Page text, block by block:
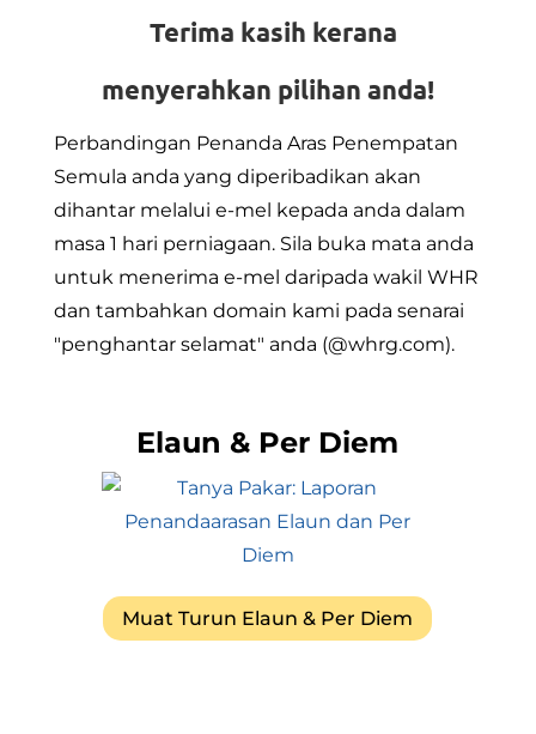
Terima kasih kerana
menyerahkan pilihan anda!
Perbandingan Penanda Aras Penempatan
Semula anda yang diperibadikan akan
dihantar melalui e-mel kepada anda dalam
masa 1 hari perniagaan. Sila buka mata anda
untuk menerima e-mel daripada wakil WHR
dan tambahkan domain kami pada senarai
"penghantar selamat" anda (@whrg.com).
Elaun & Per Diem
Muat Turun Elaun & Per Diem